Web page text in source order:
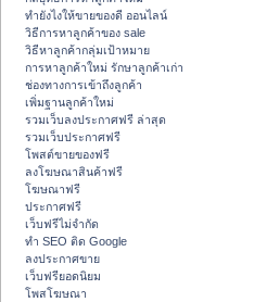
ทํายังไงให้ขายของดี ออนไลน์
วิธีการหาลูกค้าของ sale
วิธีหาลูกค้ากลุ่มเป้าหมาย
การหาลูกค้าใหม่ รักษาลูกค้าเก่า
ช่องทางการเข้าถึงลูกค้า
เพิ่มฐานลูกค้าใหม่
รวมเว็บลงประกาศฟรี ล่าสุด
รวมเว็บประกาศฟรี
โพสต์ขายของฟรี
ลงโฆษณาสินค้าฟรี
โฆษณาฟรี
ประกาศฟรี
เว็บฟรีไม่จำกัด
ทำ SEO ติด Google
ลงประกาศขาย
เว็บฟรียอดนิยม
โพสโฆษณา